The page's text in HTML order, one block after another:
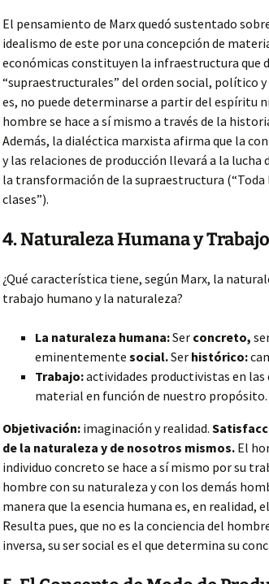
El pensamiento de Marx quedó sustentado
idealismo de este por una concepción de
económicas constituyen la infraestructura que
“supraestructurales” del orden social, político
es, no puede determinarse a partir del espíritu
hombre se hace a sí mismo a través de la
Además, la dialéctica marxista afirma que la
y las relaciones de producción llevará a la lucha
la transformación de la supraestructura
clases”).
4. Naturaleza Humana y
¿Qué característica tiene, según Marx, la
trabajo humano y la naturaleza?
La naturaleza humana:Ser concreto,
eminentemente social.Ser histórico:
Trabajo:actividades productivistas en
material en función de nuestro propósito.
Objetivación: imaginación y realidad.
de la naturaleza y de nosotros mismos. El
individuo concreto se hace a sí mismo por su
hombre con su naturaleza y con los demás
manera que la esencia humana es, en realidad,
Resulta pues, que no es la conciencia del
inversa, su ser social es el que determina su